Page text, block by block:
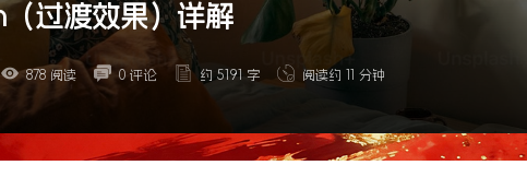
过渡效果）详解
878 阅读 0 评论 约 5191 字 阅读约 11 分钟